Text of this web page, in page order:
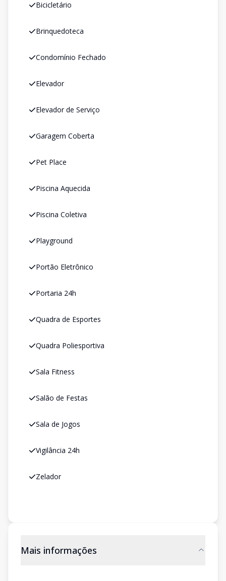
Bicicletário
Brinquedoteca
Condomínio Fechado
Elevador
Elevador de Serviço
Garagem Coberta
Pet Place
Piscina Aquecida
Piscina Coletiva
Playground
Portão Eletrônico
Portaria 24h
Quadra de Esportes
Quadra Poliesportiva
Sala Fitness
Salão de Festas
Sala de Jogos
Vigilância 24h
Zelador
Mais informações